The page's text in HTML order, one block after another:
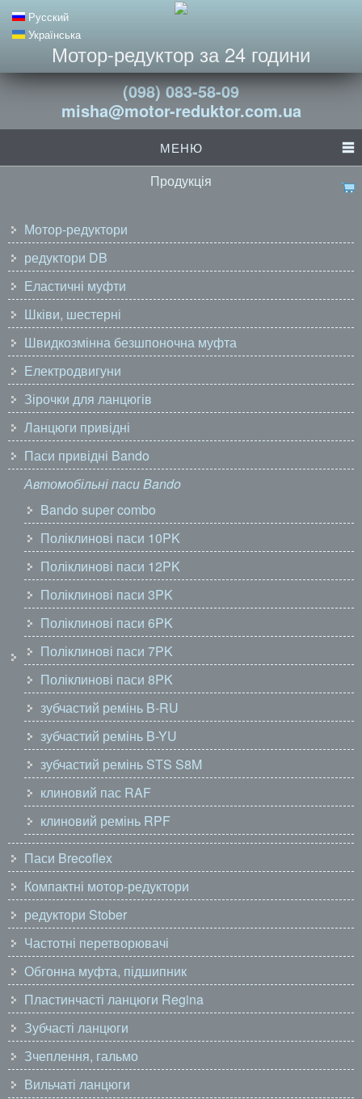
Русский
Українська
Мотор-редуктор за 24 години
(098) 083-58-09
misha@motor-reduktor.com.ua
МЕНЮ
Продукція
Мотор-редуктори
редуктори DB
Еластичні муфти
Шківи, шестерні
Швидкозмінна безшпоночна муфта
Електродвигуни
Зірочки для ланцюгів
Ланцюги привідні
Паси привідні Bando
Автомобільні паси Bando
Bando super combo
Поліклинові паси 10PK
Поліклинові паси 12PK
Поліклинові паси 3PK
Поліклинові паси 6PK
Поліклинові паси 7PK
Поліклинові паси 8PK
зубчастий ремінь B-RU
зубчастий ремінь B-YU
зубчастий ремінь STS S8M
клиновий пас RAF
клиновий ремінь RPF
Паси Brecoflex
Компактні мотор-редуктори
редуктори Stober
Частотні перетворювачі
Обгонна муфта, підшипник
Пластинчасті ланцюги Regina
Зубчасті ланцюги
Зчеплення, гальмо
Вильчаті ланцюги